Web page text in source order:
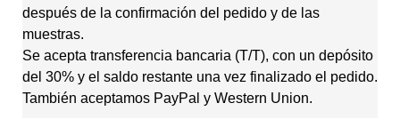
después de la confirmación del pedido y de las
muestras.
Se acepta transferencia bancaria (T/T), con un depósito
del 30% y el saldo restante una vez finalizado el pedido.
También aceptamos PayPal y Western Union.